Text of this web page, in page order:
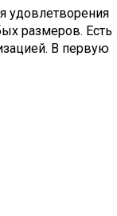
удовлетворения
размеров. Есть
В первую
под килевые